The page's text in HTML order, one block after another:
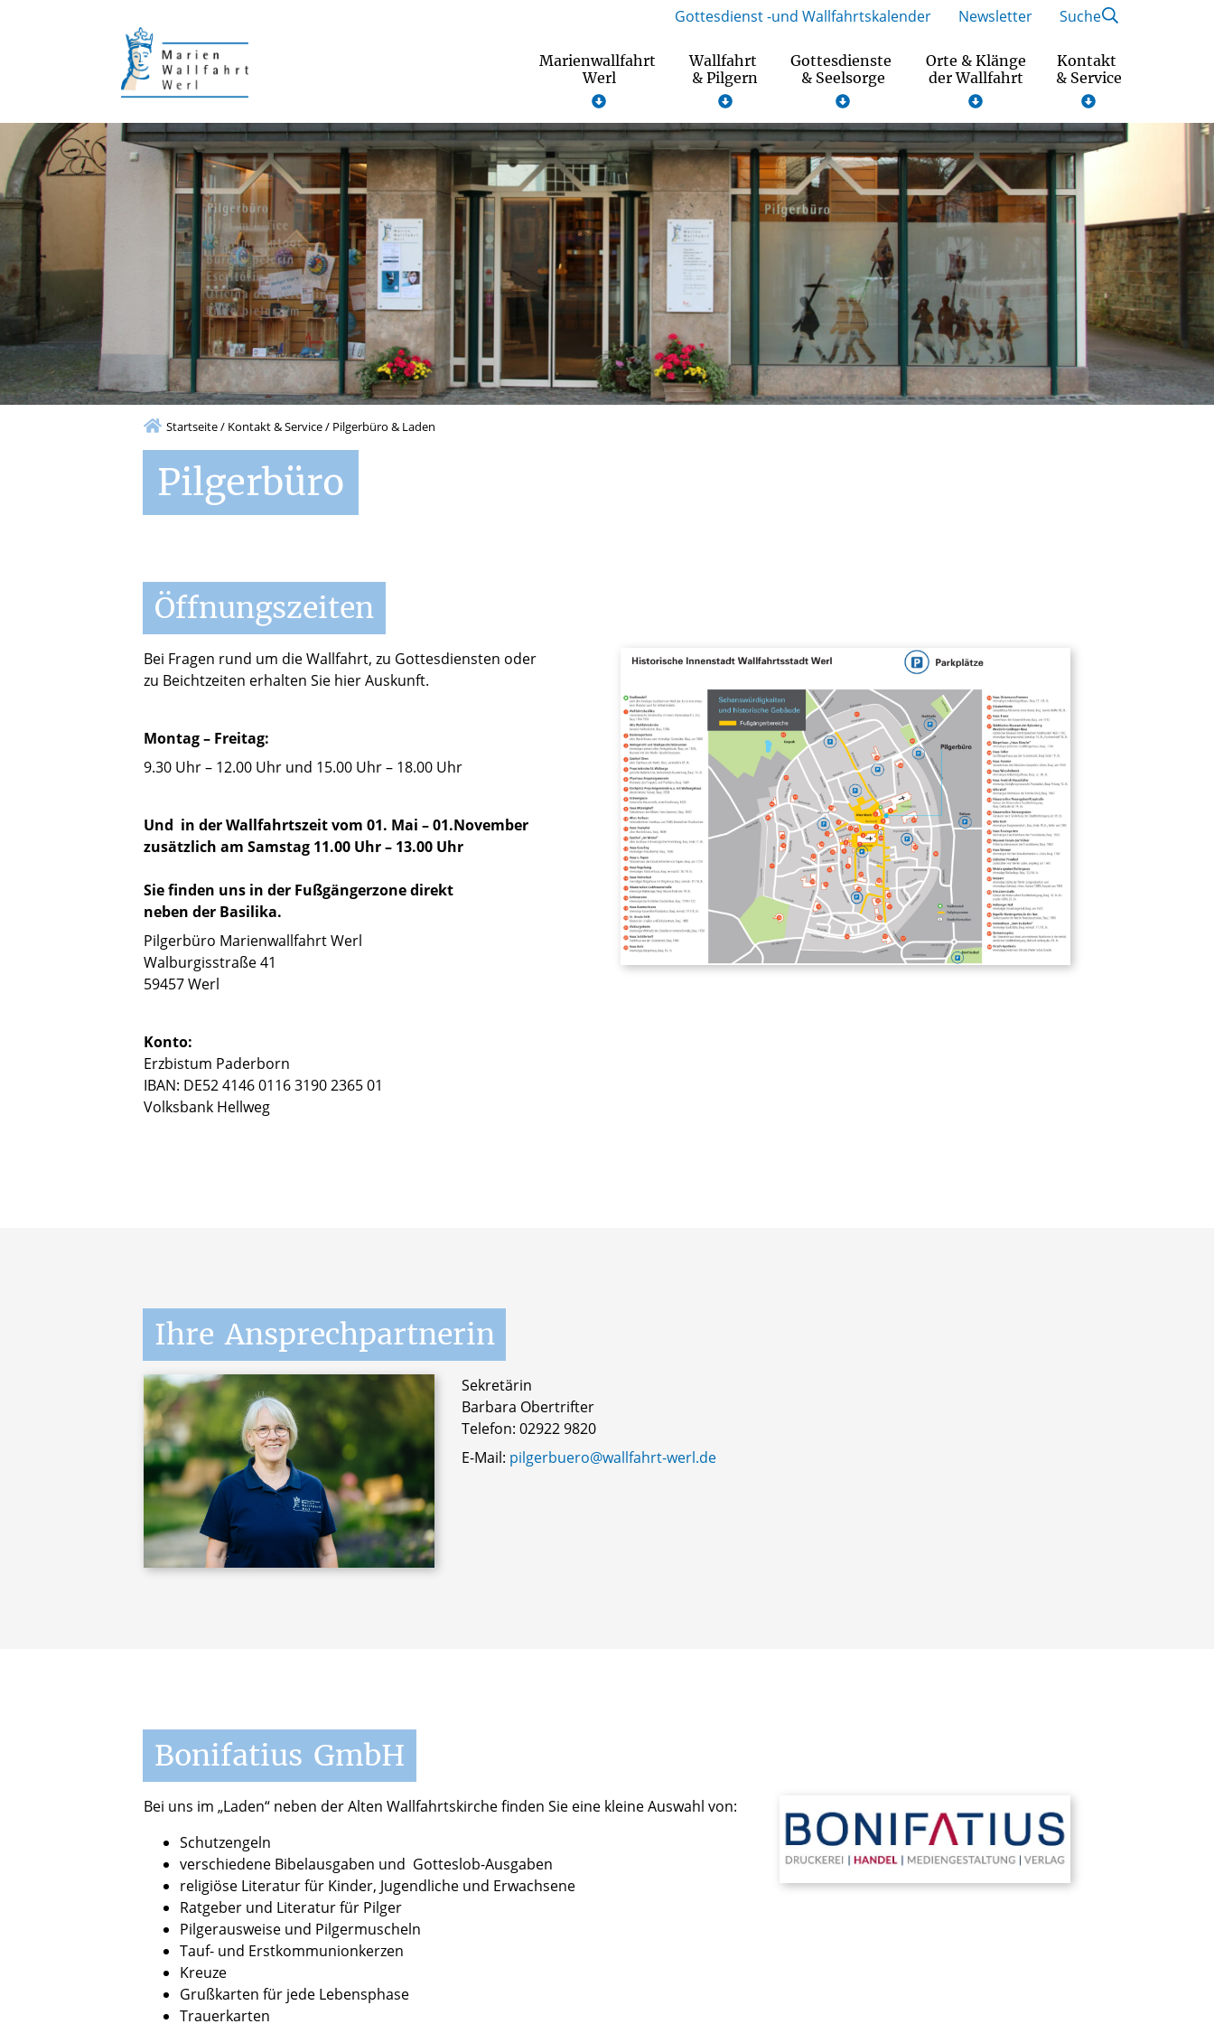
Marienwallfahrt
Werl
Wallfahrt
& Pilgern
Gottesdienste
& Seelsorge
Orte & Klänge
der Wallfahrt
Kontakt
& Service
Gottesdienst -und Wallfahrtskalender Newsletter Suche
Startseite/ Kontakt & Service/ Pilgerbüro & Laden
Pilgerbüro
Öffnungszeiten
Bei Fragen rund um die Wallfahrt, zu Gottesdiensten oder
zu Beichtzeiten erhalten Sie hier Auskunft.
Montag – Freitag:
9.30 Uhr – 12.00 Uhr und 15.00 Uhr – 18.00 Uhr
Und in der Wallfahrtszeit vom 01. Mai – 01.November
zusätzlich am Samstag 11.00 Uhr – 13.00 Uhr
Sie finden uns in der Fußgängerzone direkt
neben der Basilika.
Pilgerbüro Marienwallfahrt Werl
Walburgisstraße 41
59457 Werl
Konto:
Erzbistum Paderborn
IBAN: DE52 4146 0116 3190 2365 01
Volksbank Hellweg
Ihre Ansprechpartnerin
Sekretärin
Barbara Obertrifter
Telefon: 02922 9820
E-Mail: pilgerbuero@wallfahrt-werl.de
Bonifatius GmbH
Bei uns im „Laden“ neben der Alten Wallfahrtskirche finden Sie eine kleine Auswahl von:
Schutzengeln
verschiedene Bibelausgaben und Gotteslob-Ausgaben
religiöse Literatur für Kinder, Jugendliche und Erwachsene
Ratgeber und Literatur für Pilger
Pilgerausweise und Pilgermuscheln
Tauf- und Erstkommunionkerzen
Kreuze
Grußkarten für jede Lebensphase
Trauerkarten